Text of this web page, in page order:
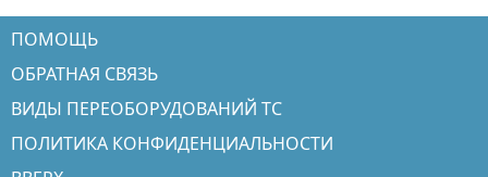
ПОМОЩЬ
ОБРАТНАЯ СВЯЗЬ
ВИДЫ ПЕРЕОБОРУДОВАНИЙ ТС
ПОЛИТИКА КОНФИДЕНЦИАЛЬНОСТИ